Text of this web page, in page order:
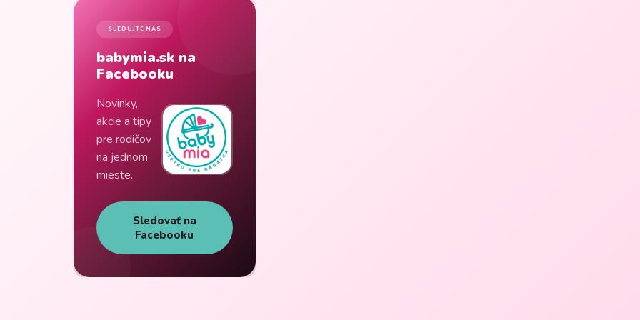
SLEDUJTE NÁS
babymia.sk na
Facebooku
Novinky,
akcie a tipy
pre rodičov
na jednom
mieste.
Sledovať na
Facebooku